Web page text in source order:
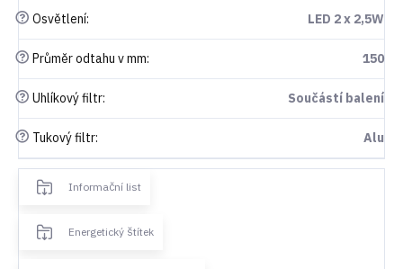
? Osvětlení: LED 2 x 2,5W
? Průměr odtahu v mm: 150
? Uhlíkový filtr: Součástí balení
? Tukový filtr: Alu
Informační list
Energetický štítek